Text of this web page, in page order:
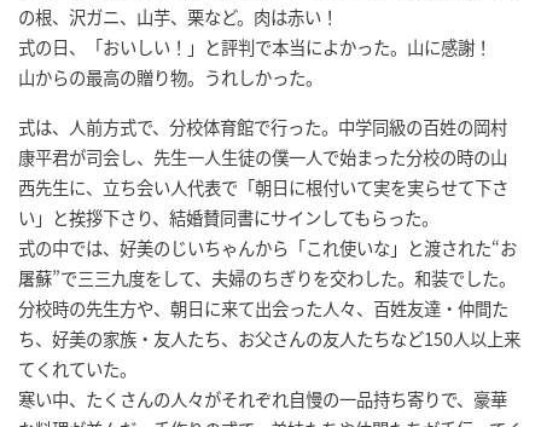
の根、沢ガニ、山芋、栗など。肉は赤い！
式の日、「おいしい！」と評判で本当によかった。山に感謝！
山からの最高の贈り物。うれしかった。
式は、人前方式で、分校体育館で行った。中学同級の百姓の岡村
康平君が司会し、先生一人生徒の僕一人で始まった分校の時の山
西先生に、立ち会い人代表で「朝日に根付いて実を実らせて下さ
い」と挨拶下さり、結婚賛同書にサインしてもらった。
式の中では、好美のじいちゃんから「これ使いな」と渡された“お
屠蘇”で三三九度をして、夫婦のちぎりを交わした。和装でした。
分校時の先生方や、朝日に来て出会った人々、百姓友達・仲間た
ち、好美の家族・友人たち、お父さんの友人たちなど150人以上来
てくれていた。
寒い中、たくさんの人々がそれぞれ自慢の一品持ち寄りで、豪華